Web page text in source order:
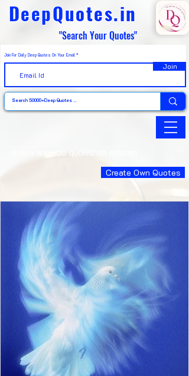
DeepQuotes.in
"Search Your Quotes"
Join For Daily Deep Quotes On Your Email
Join
maya angelou quotes on women
Create Own Quotes